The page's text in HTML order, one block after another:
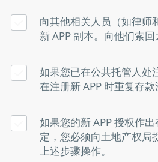
向其他相关人员（如律师
新 APP 副本。向他们索回
如果您已在公共托管人处
在注册新 APP 时重复存款
如果您的新 APP 授权作
定，您必须向土地产权局
上述步骤操作。